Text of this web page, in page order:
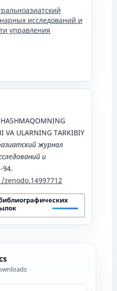
исследований и
управления
VA ULARNING TARKIBIY
журнал
и
94.